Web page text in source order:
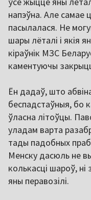
напэўна. Але самае
пасылалася. Не
шары лёталі і якія
кіраўнік МЗС
каментуючы
Ён дадаў, што
беспадстаўныя, бо
ўласна літоўцы.
уладам варта
тады падобных
Менску дасюль не
колькасці шароў,
яны перавозілі.